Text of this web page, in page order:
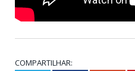
COMPARTILHAR: